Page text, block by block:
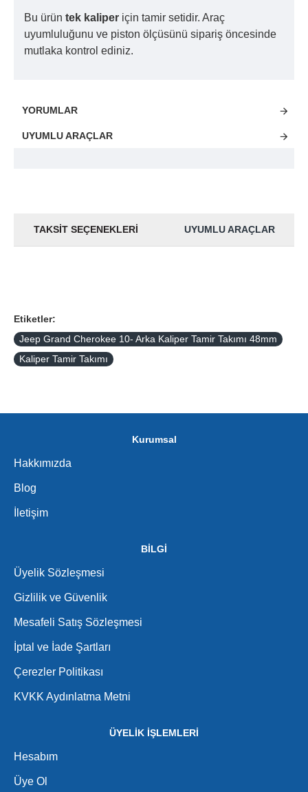
Bu ürün tek kaliper için tamir setidir. Araç
uyumluluğunu ve piston ölçüsünü sipariş öncesinde
mutlaka kontrol ediniz.
YORUMLAR
UYUMLU ARAÇLAR
TAKSIT SEÇENEKLERI UYUMLU ARAÇLAR
Etiketler:
Jeep Grand Cherokee 10- Arka Kaliper Tamir Takımı 48mm
Kaliper Tamir Takımı
Kurumsal
Hakkımızda
Blog
İletişim
BİLGİ
Üyelik Sözleşmesi
Gizlilik ve Güvenlik
Mesafeli Satış Sözleşmesi
İptal ve İade Şartları
Çerezler Politikası
KVKK Aydınlatma Metni
ÜYELİK İŞLEMLERİ
Hesabım
Üye Ol